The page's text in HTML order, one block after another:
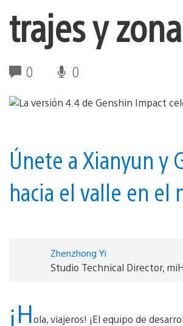
trajes y
0 0
Únete a Xianyun y
hacia el valle en el
Zhenzhong Yi
Studio Technical Director,
¡Hola, viajeros! ¡El equipo de